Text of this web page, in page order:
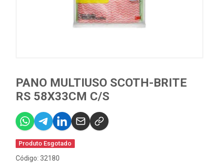
PANO MULTIUSO SCOTH-BRITE
RS 58X33CM C/S
Produto Esgotado
Código: 32180